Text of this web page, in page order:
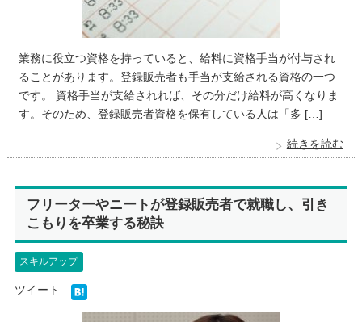
業務に役立つ資格を持っていると、給料に資格手当が付与され
ることがあります。登録販売者も手当が支給される資格の一つ
です。 資格手当が支給されれば、その分だけ給料が高くなりま
す。そのため、登録販売者資格を保有している人は「多 […]
続きを読む
フリーターやニートが登録販売者で就職し、引き
こもりを卒業する秘訣
スキルアップ
ツイート